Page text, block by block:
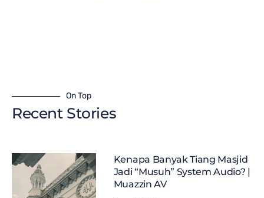
On Top
Recent Stories
Kenapa Banyak Tiang Masjid
Jadi “Musuh” System Audio? |
Muazzin AV